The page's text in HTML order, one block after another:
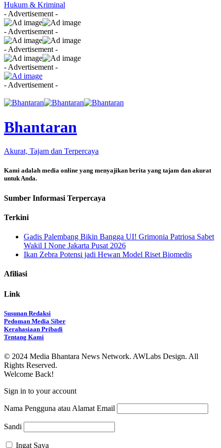
Hukum & Kriminal
- Advertisement -
- Advertisement -
- Advertisement -
- Advertisement -
- Advertisement -
Bhantaran
Akurat, Tajam dan Terpercaya
Kami adalah media online yang menyajikan berita yang tajam dan akurat
untuk Anda.
Sumber Informasi Terpercaya
Terkini
Gadis Palembang Bikin Bangga UI! Grimonia Patriosa Sabet
Wakil I None Jakarta Pusat 2026
Ikan Zebra Potensi jadi Hewan Model Riset Biomedis
Afiliasi
Link
Susunan Redaksi
Pedoman Media Siber
Kerahasiaan Pribadi
Tentang Kami
© 2024 Media Bhantara News Network. AWLabs Design. All
Rights Reserved.
Welcome Back!
Sign in to your account
Nama Pengguna atau Alamat Email
Sandi
Ingat Saya